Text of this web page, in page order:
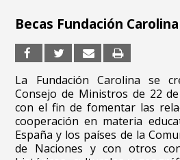
Becas Fundación Carolina
La Fundación Carolina se
Consejo de Ministros de 22
con el fin de fomentar las
cooperación en materia
España y los países de la
de Naciones y con otros